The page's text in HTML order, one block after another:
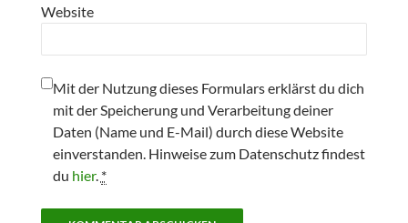
Website
Mit der Nutzung dieses Formulars erklärst du dich
mit der Speicherung und Verarbeitung deiner
Daten (Name und E-Mail) durch diese Website
einverstanden. Hinweise zum Datenschutz findest
du hier. *